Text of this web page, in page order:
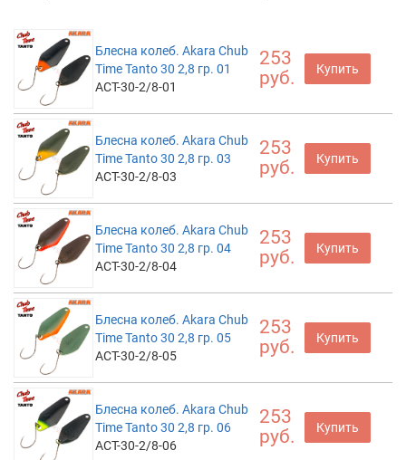
Блесна колеб. Akara Chub
Time Tanto 30 2,8 гр. 01
ACT-30-2/8-01
253
руб.
Купить
Блесна колеб. Akara Chub
Time Tanto 30 2,8 гр. 03
ACT-30-2/8-03
253
руб.
Купить
Блесна колеб. Akara Chub
Time Tanto 30 2,8 гр. 04
ACT-30-2/8-04
253
руб.
Купить
Блесна колеб. Akara Chub
Time Tanto 30 2,8 гр. 05
ACT-30-2/8-05
253
руб.
Купить
Блесна колеб. Akara Chub
Time Tanto 30 2,8 гр. 06
ACT-30-2/8-06
253
руб.
Купить